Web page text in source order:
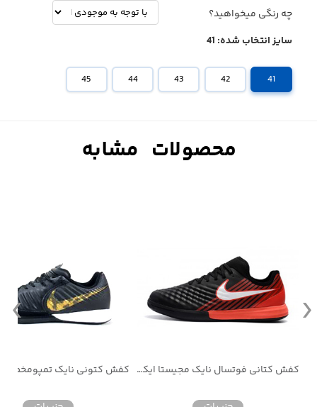
چه رنگی میخواهید؟
سایز انتخاب شده: 41
41
42
43
44
45
کفش کتانی فوتسال نایک مجیستا ایکس